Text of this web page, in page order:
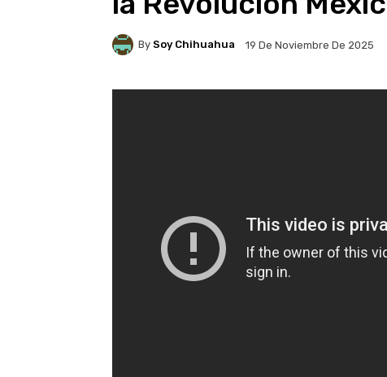
By Soy Chihuahua 19 De Noviembre De 2025